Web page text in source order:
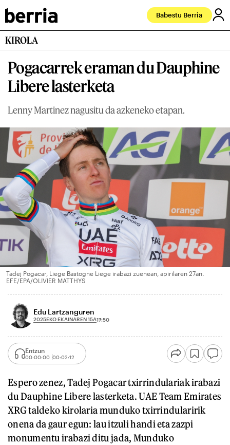
Babestu Berria
KIROLA
Pogacarrek eraman du Dauphine
Libere lasterketa
Lenny Martinez nagusitu da azkeneko etapan.
Tadej Pogacar, Liege Bastogne Liege irabazi zuenean, apirilaren 27an.
EFE/EPA/OLIVIER MATTHYS
Edu Lartzanguren
2025EKO EKAINAREN 15A17:50
Entzun
00:00:00 00:02:12
Espero zenez, Tadej Pogacar txirrindulariak irabazi
du Dauphine Libere lasterketa. UAE Team Emirates
XRG taldeko kirolaria munduko txirrindularirik
onena da gaur egun: lau itzuli handi eta zazpi
monumentu irabazi ditu jada, Munduko